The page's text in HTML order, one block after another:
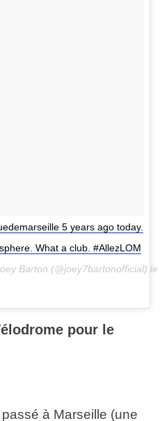
5 years ago today.
What a club. #AllezLOM
Barton (@joey7bartonofficial) le
pour le
à Marseille (une